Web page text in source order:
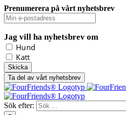
Prenumerera på vårt nyhetsbrev
Jag vill ha nyhetsbrev om
Hund
Katt
Ta del av vårt nyhetsbrev
Sök efter: